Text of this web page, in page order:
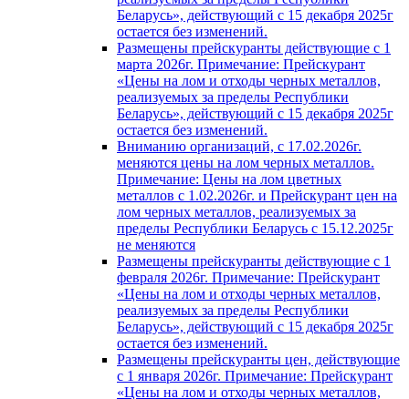
Беларусь», действующий с 15 декабря 2025г
остается без изменений.
Размещены прейскуранты действующие с 1
марта 2026г. Примечание: Прейскурант
«Цены на лом и отходы черных металлов,
реализуемых за пределы Республики
Беларусь», действующий с 15 декабря 2025г
остается без изменений.
Вниманию организаций, с 17.02.2026г.
меняются цены на лом черных металлов.
Примечание: Цены на лом цветных
металлов с 1.02.2026г. и Прейскурант цен на
лом черных металлов, реализуемых за
пределы Республики Беларусь с 15.12.2025г
не меняются
Размещены прейскуранты действующие с 1
февраля 2026г. Примечание: Прейскурант
«Цены на лом и отходы черных металлов,
реализуемых за пределы Республики
Беларусь», действующий с 15 декабря 2025г
остается без изменений.
Размещены прейскуранты цен, действующие
с 1 января 2026г. Примечание: Прейскурант
«Цены на лом и отходы черных металлов,